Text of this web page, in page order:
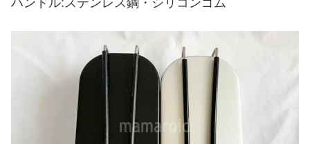
ハンドル:ステンレス鋼・シリコンゴム